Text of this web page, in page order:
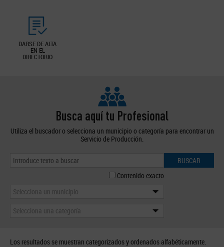
DARSE DE ALTA
EN EL
DIRECTORIO
Busca aquí tu Profesional
Utiliza el buscador o selecciona un municipio o categoría para encontrar un
Servicio de Producción.
BUSCAR
Contenido exacto
Selecciona un municipio
Selecciona una categoría
Los resultados se muestran categorizados y ordenados alfabéticamente.